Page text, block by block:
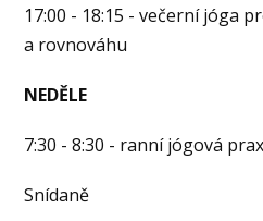
17:00 - 18:15 - večerní jóga
a rovnováhu
NEDĚLE
7:30 - 8:30 - ranní jógová
Snídaně